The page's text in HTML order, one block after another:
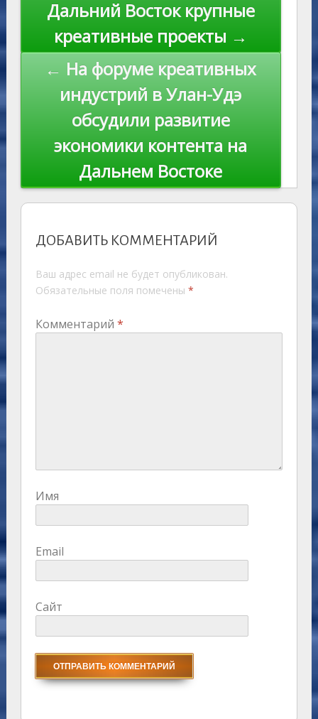
Дальний Восток крупные
креативные проекты →
← На форуме креативных
индустрий в Улан-Удэ
обсудили развитие
экономики контента на
Дальнем Востоке
ДОБАВИТЬ КОММЕНТАРИЙ
Ваш адрес email не будет опубликован.
Обязательные поля помечены *
Комментарий *
Имя
Email
Сайт